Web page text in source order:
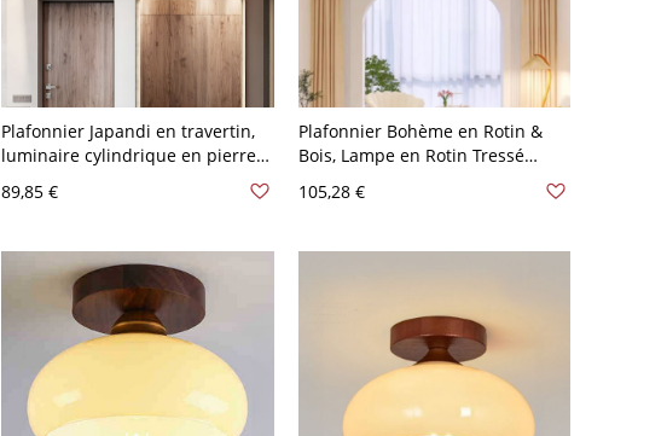
Plafonnier Japandi en travertin,
luminaire cylindrique en pierre
Brun 110 V-120 V
89,85 €
Plafonnier Bohème en Rotin &
Bois, Lampe en Rotin Tressé
Chambres - 110 V-120 V 17,78 cm
105,28 €